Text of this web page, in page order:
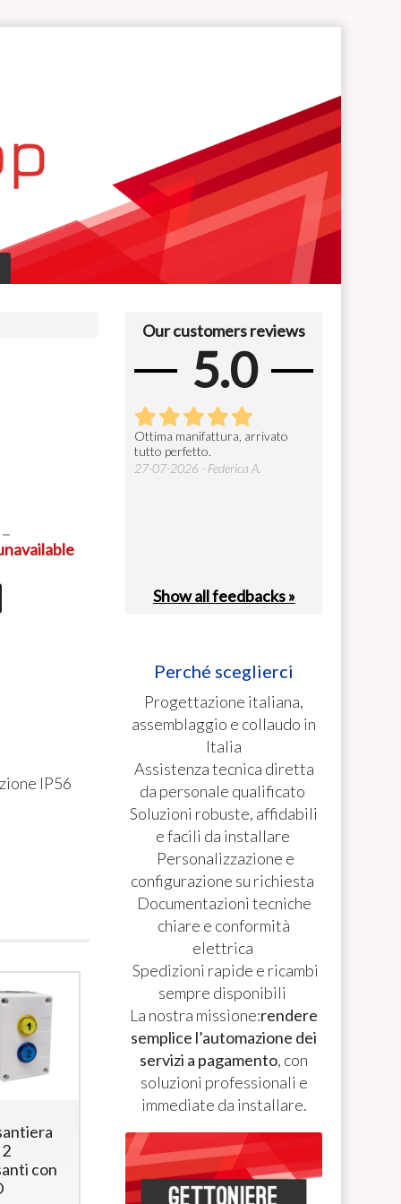
IP56
con
Pulsantiera
con 3
pulsanti con
LED
Pulsantiera
pulsanti con
LED - box
Our customers reviews
5.0
Facile da installare e
- Valerio C.
Ottima manifattura, arrivato
tutto perfetto.
27-07-2026 - Federica A.
Show all feedbacks »
Perché sceglierci
Progettazione italiana,
assemblaggio e collaudo in
Italia
Assistenza tecnica diretta
da personale qualificato
Soluzioni robuste, affidabili
e facili da installare
Personalizzazione e
configurazione su richiesta
Documentazioni tecniche
chiare e conformità
elettrica
Spedizioni rapide e ricambi
sempre disponibili
La nostra missione:rendere
semplice l’automazione dei
servizi a pagamento, con
soluzioni professionali e
immediate da installare.